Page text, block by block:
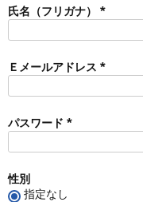
氏名（フリガナ）
必
Ｅメールアドレス
必
パスワード
必
性別
指定なし